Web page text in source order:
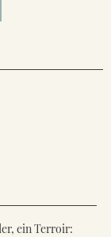
ein Terroir: